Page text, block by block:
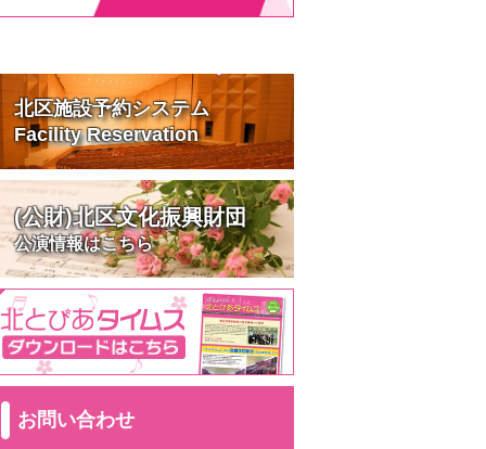
北区施設予約システム
Facility Reservation
(公財)北区文化振興財団
公演情報はこちら
お問い合わせ